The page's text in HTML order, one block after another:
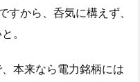
から、呑気に構えず、
。
本来なら電力銘柄には